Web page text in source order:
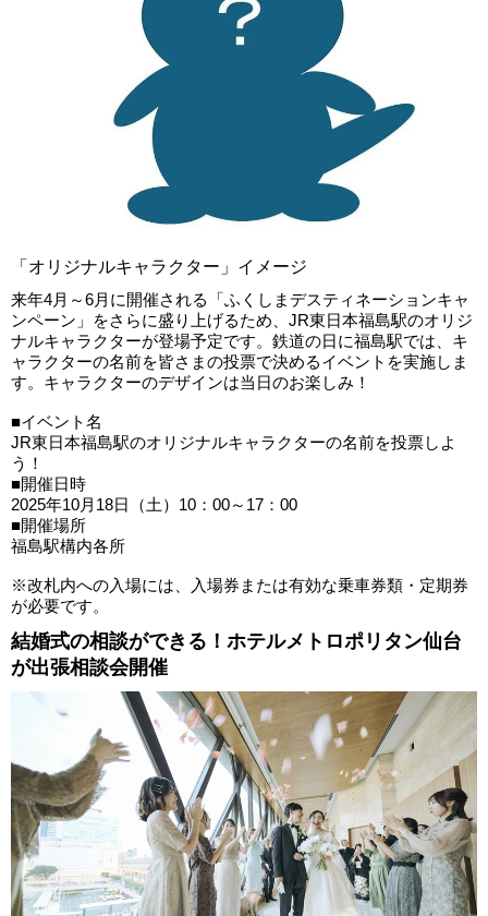
「オリジナルキャラクター」イメージ
来年4月～6月に開催される「ふくしまデスティネーションキャ
ンペーン」をさらに盛り上げるため、JR東日本福島駅のオリジ
ナルキャラクターが登場予定です。鉄道の日に福島駅では、キ
ャラクターの名前を皆さまの投票で決めるイベントを実施しま
す。キャラクターのデザインは当日のお楽しみ！
■イベント名
JR東日本福島駅のオリジナルキャラクターの名前を投票しよ
う！
■開催日時
2025年10月18日（土）10：00～17：00
■開催場所
福島駅構内各所
※改札内への入場には、入場券または有効な乗車券類・定期券
が必要です。
結婚式の相談ができる！ホテルメトロポリタン仙台
が出張相談会開催